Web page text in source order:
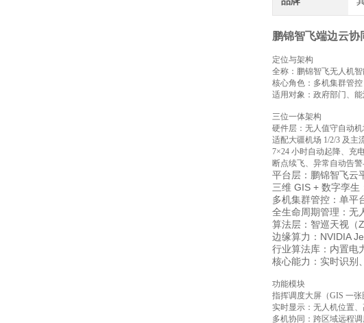
鹏锦智飞端边云
定位与架构
全称：鹏锦智飞无人机
核心角色：多机集群管
适用对象：政府部门、
三位一体架构
硬件层：无人值守自动机
适配大疆机场 1/2/3 及主
7×24 小时自动起降、充
断点续飞、异常自动告
平台层：鹏锦智飞云
三维 GIS + 数字孪
多机集群管控：单平
全生命周期管理：无
算法层：智巡天视（
边缘算力：NVIDIA
行业算法库：内置电
核心能力：实时识别
功能模块
指挥调度大屏（GIS 一张
实时显示：无人机位置
多机协同：跨区域远程